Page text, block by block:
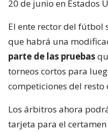
20 de junio en Estados
El ente rector del fútbol
que habrá una
parte de las pruebas
torneos cortos para
competiciones del resto
Los árbitros ahora
tarjeta para el